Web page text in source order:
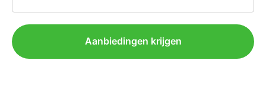
Aanbiedingen krijgen